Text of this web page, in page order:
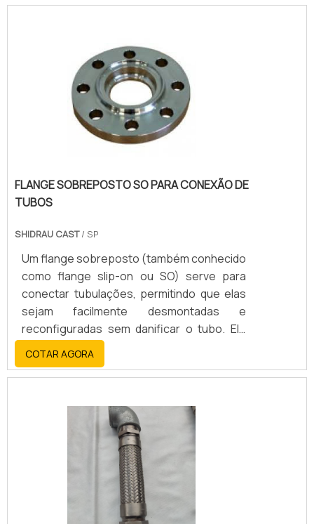
resistência a altas temperaturas, corrosão
FLANGE SOBREPOSTO SO PARA CONEXÃO DE
TUBOS
SHIDRAU CAST/ SP
Um flange sobreposto (também conhecido
como flange slip-on ou SO) serve para
conectar tubulações, permitindo que elas
sejam facilmente desmontadas e
reconfiguradas sem danificar o tubo. Ele
desliza sobre a extremidade da tubulação e
é soldado tanto internamente quanto
externamente, criando uma união robusta e
COTAR AGORA